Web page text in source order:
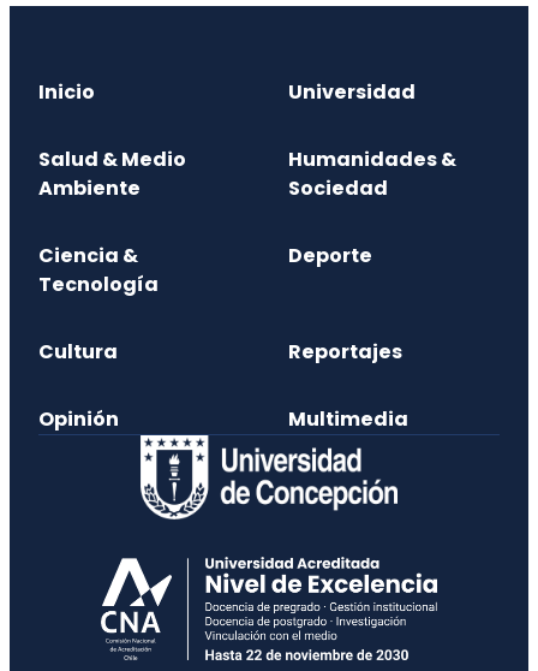
Inicio Universidad
Salud & Medio
Ambiente
Humanidades &
Sociedad
Ciencia &
Tecnología
Deporte
Cultura Reportajes
Opinión Multimedia